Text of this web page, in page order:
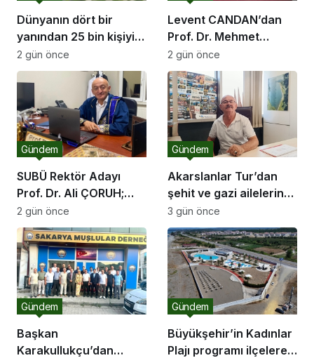
Dünyanın dört bir
yanından 25 bin kişiyi
ağırlayacak dev fuar
için geri sayım
2 gün önce
Levent CANDAN’dan
Prof. Dr. Mehmet
SARIBIYIK’a vefa
ziyareti
2 gün önce
SUBÜ Rektör Adayı
Prof. Dr. Ali ÇORUH;
“Sakarya’ya değer
katan bir üniversite
inşa etmek istiyorum”
Gündem
2 gün önce
Akarslanlar Tur’dan
şehit ve gazi ailelerine
anlamlı destek
Gündem
3 gün önce
Başkan
Karakullukçu’dan
Gündem
Büyükşehir’in Kadınlar
Plajı programı ilçelere
Gündem